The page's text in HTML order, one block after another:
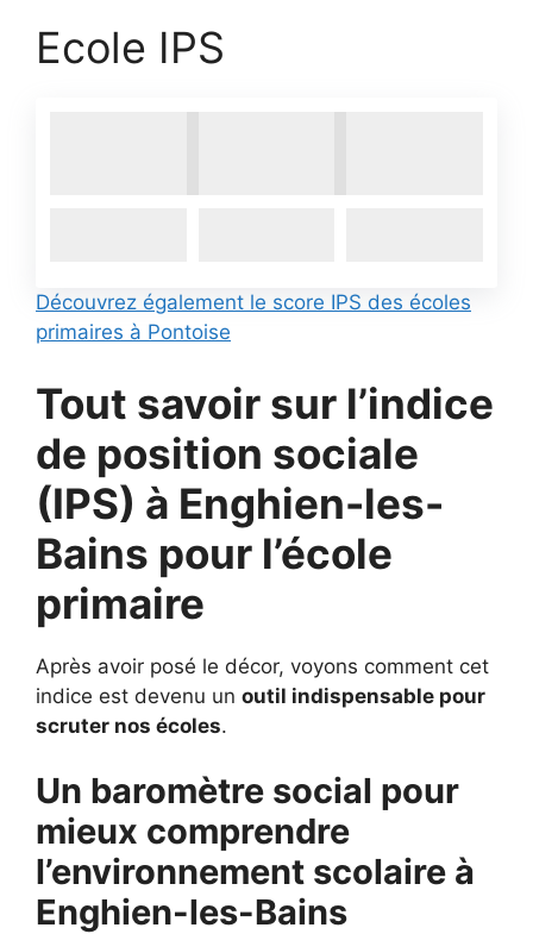
Ecole IPS
Découvrez également le score IPS des écoles
primaires à Pontoise
Tout savoir sur l’indice
de position sociale
(IPS) à Enghien-les-
Bains pour l’école
primaire
Après avoir posé le décor, voyons comment cet
indice est devenu un outil indispensable pour
scruter nos écoles.
Un baromètre social pour
mieux comprendre
l’environnement scolaire à
Enghien-les-Bains